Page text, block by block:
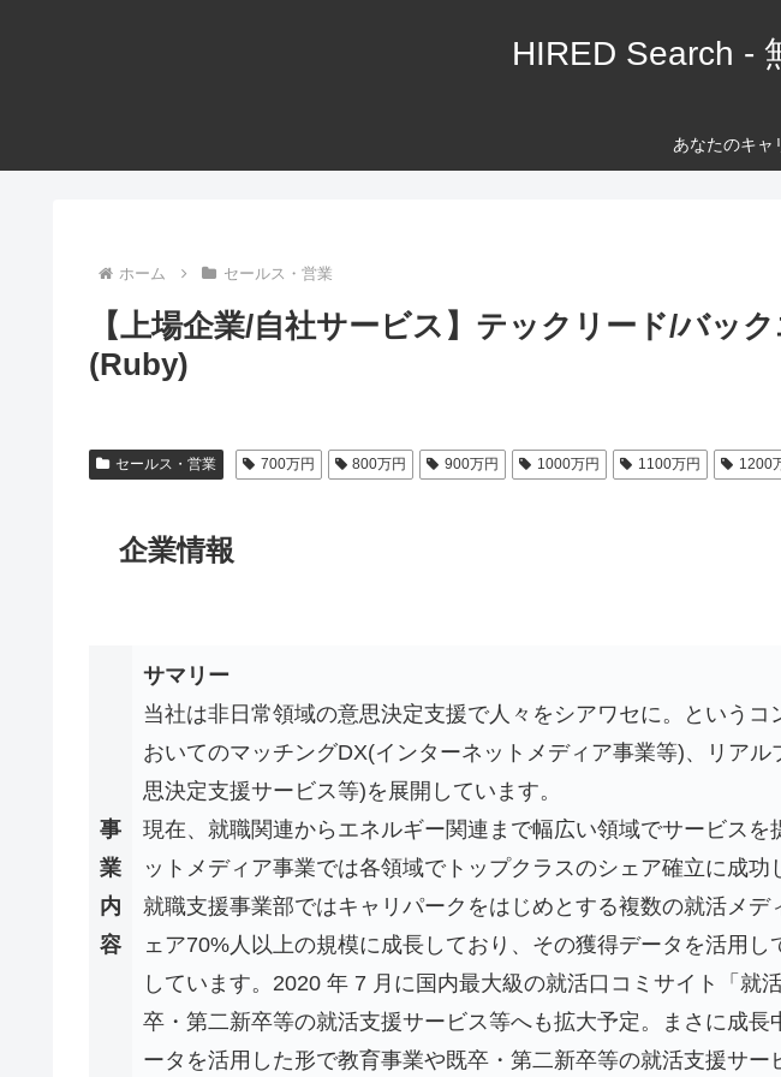
HIRED Search -
あなたのキャ
ホーム セールス・営業
【上場企業/自社サービス】テックリード/バッ
(Ruby)
セールス・営業 700万円 800万円 900万円 1000万円 1100万円 1200
企業情報
事
業
内
容
サマリー
当社は非日常領域の意思決定支援で人々をシアワセに。というコ
おいてのマッチングDX(インターネットメディア事業等)、リア
思決定支援サービス等)を展開しています。
現在、就職関連からエネルギー関連まで幅広い領域でサービスを
ットメディア事業では各領域でトップクラスのシェア確立に成功
就職支援事業部ではキャリパークをはじめとする複数の就活メデ
ェア70%人以上の規模に成長しており、その獲得データを活用し
しています。2020 年 7 月に国内最大級の就活口コミサイト「就
卒・第二新卒等の就活支援サービス等へも拡大予定。まさに成長
ータを活用した形で教育事業や既卒・第二新卒等の就活支援サー